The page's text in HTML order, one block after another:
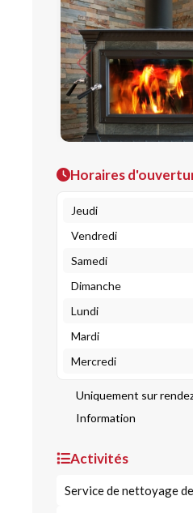
Horaires
Jeudi
Vendredi
Samedi
Dimanche
Lundi
Mardi
Mercredi
Uniquement sur
Information
Activités
Service de nettoyage